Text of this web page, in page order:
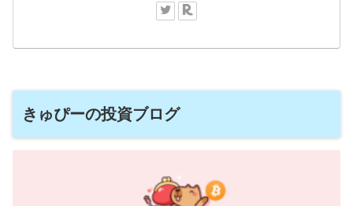
きゅぴーの投資ブログ